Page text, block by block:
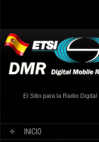
El Sitio para la Radio Digital
INICIO